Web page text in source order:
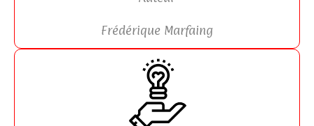
Frédérique Marfaing​